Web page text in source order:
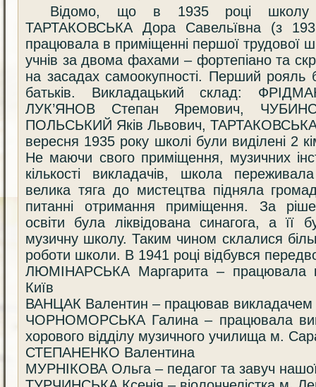
Відомо, що в 1935 році школу
ТАРТАКОВСЬКА Дора Савельївна (з
працювала в приміщенні першої трудової
учнів за двома фахами – фортепіано та
на засадах самоокупності. Перший рояль
батьків. Викладацький склад:
ЛУК’ЯНОВ Степан Яремович,
ПОЛЬСЬКИЙ Яків Львович, ТАРТАКОВСЬКА
вересня 1935 року школі були виділені 2
Не маючи свого приміщення, музичних
кількості викладачів, школа
велика тяга до мистецтва підняла
питанні отримання приміщення. За
освіти була ліквідована синагога, а її
музичну школу. Таким чином склалися
роботи школи. В 1941 році відбувся
ЛЮМІНАРСЬКА Маргарита – працювала
Київ
ВАНЦАК Валентин – працював викладачем
ЧОРНОМОРСЬКА Галина – працювала
хорового відділу музичного училища м.
СТЕПАНЕНКО Валентина
МУРНІКОВА Ольга – педагог та завуч